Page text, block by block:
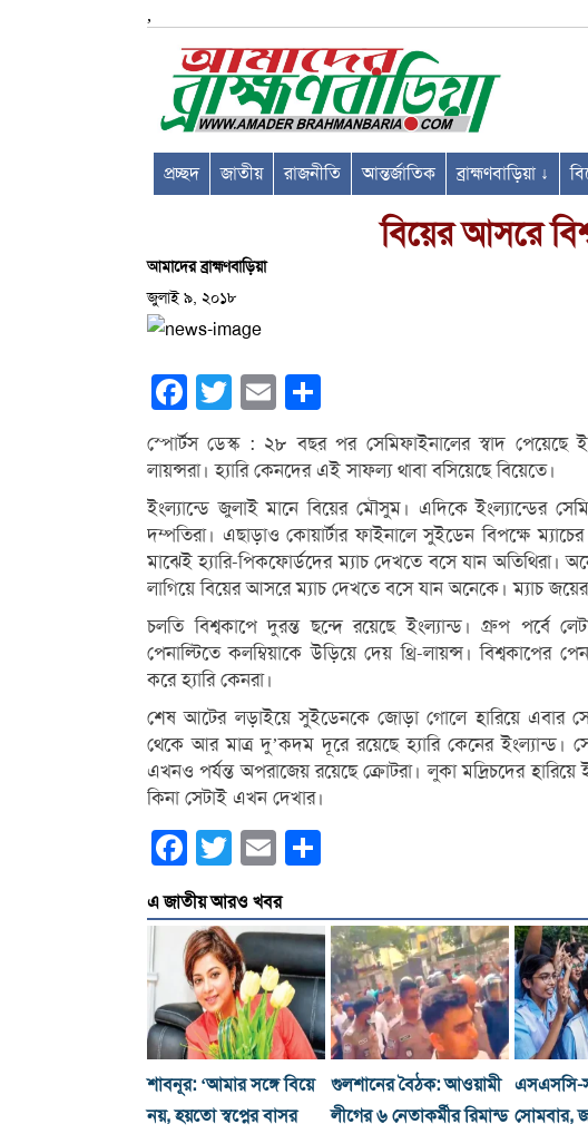
,
প্রচ্ছদ জাতীয় রাজনীতি আন্তর্জাতিক ব্রাহ্মণবাড়িয়া ↓
বিয়ের আসরে
আমাদের ব্রাহ্মণবাড়িয়া
জুলাই ৯, ২০১৮
Facebook
Twitter Email
স্পোর্টস ডেস্ক : ২৮ বছর পর সেমিফাইনালের স্বাদ পেয়েছে
লায়ন্সরা। হ্যারি কেনদের এই সাফল্য থাবা বসিয়েছে বিয়েতে।
ইংল্যান্ডে জুলাই মানে বিয়ের মৌসুম। এদিকে ইংল্যান্ডের
দম্পতিরা। এছাড়াও কোয়ার্টার ফাইনালে সুইডেন বিপক্ষে
মাঝেই হ্যারি-পিকফোর্ডদের ম্যাচ দেখতে বসে যান অতিথিরা।
লাগিয়ে বিয়ের আসরে ম্যাচ দেখতে বসে যান অনেকে। ম্যাচ
চলতি বিশ্বকাপে দুরন্ত ছন্দে রয়েছে ইংল্যান্ড। গ্রুপ পর্বে
পেনাল্টিতে কলম্বিয়াকে উড়িয়ে দেয় থ্রি-লায়ন্স। বিশ্বকাপের
করে হ্যারি কেনরা।
শেষ আটের লড়াইয়ে সুইডেনকে জোড়া গোলে হারিয়ে এবার
থেকে আর মাত্র দু’কদম দূরে রয়েছে হ্যারি কেনের ইংল্যান্ড।
এখনও পর্যন্ত অপরাজেয় রয়েছে ক্রোটরা। লুকা মদ্রিচদের হারিয়ে
কিনা সেটাই এখন দেখার।
Facebook
Twitter Email
এ জাতীয় আরও খবর
শাবনূর: ‘আমার সঙ্গে বিয়ে
নয়, হয়তো স্বপ্নের বাসর
গুলশানের বৈঠক: আওয়ামী
লীগের ৬ নেতাকর্মীর রিমান্ড
এসএসসি-
সোমবার,